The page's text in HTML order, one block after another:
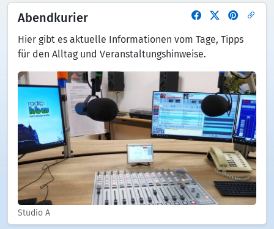
Abendkurier
Hier gibt es aktuelle Informationen vom Tage, Tipps
für den Alltag und Veranstaltungshinweise.
Studio A